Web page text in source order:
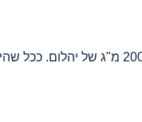
קראט הוא מדידה שמסמלת את המשקל של